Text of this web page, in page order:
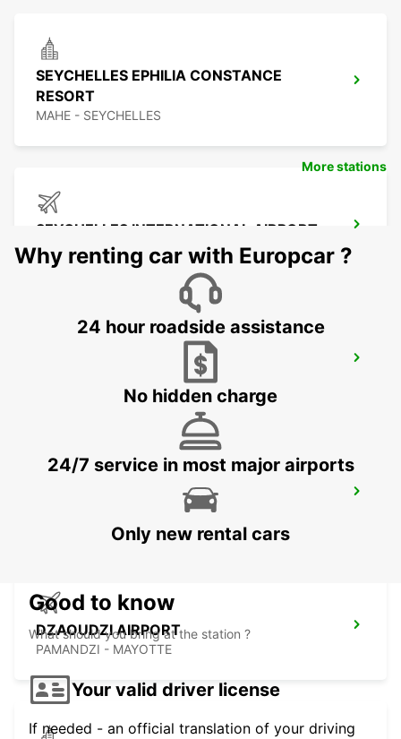
SEYCHELLES EPHILIA CONSTANCE
RESORT
MAHE - SEYCHELLES
SEYCHELLES INTERNATIONAL AIRPORT
MAHE - SEYCHELLES
SEYCHELLES DOMESTIC AIRPORT
SEYCHELLES FOUR SEASONS RESORT
DZAOUDZI AIRPORT
PAMANDZI - MAYOTTE
More stations
Why renting car with Europcar ?
24 hour roadside assistance
No hidden charge
24/7 service in most major airports
Only new rental cars
Good to know
What should you bring at the station ?
Your valid driver license
If needed - an official translation of your driving